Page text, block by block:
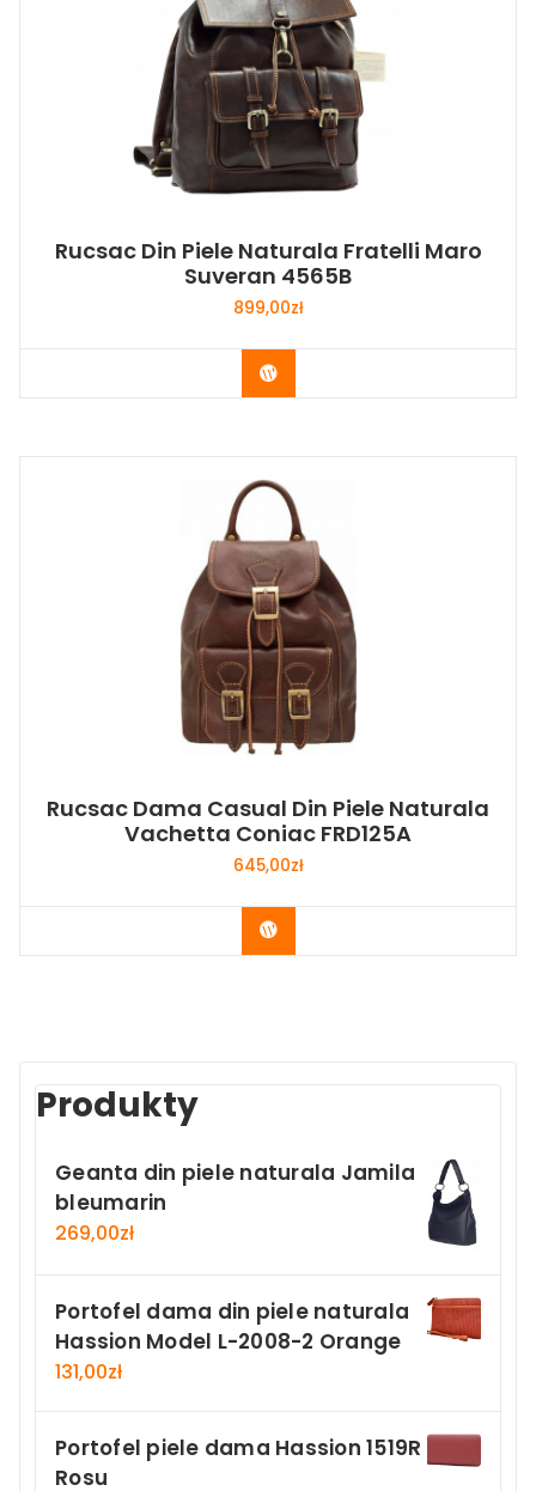
Rucsac Din Piele Naturala Fratelli Maro
Suveran 4565B
899,00zł
Buy Now
Rucsac Dama Casual Din Piele Naturala
Vachetta Coniac FRD125A
645,00zł
Buy Now
Produkty
Geanta din piele naturala Jamila
bleumarin
269,00zł
Portofel dama din piele naturala
Hassion Model L-2008-2 Orange
131,00zł
Portofel piele dama Hassion 1519R
Rosu